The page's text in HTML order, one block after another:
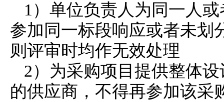
1）单位负责人为同一人
参加同一标段响应或者未划
则评审时均作无效处理
2）为采购项目提供整体
的供应商 ，不得再参加该采